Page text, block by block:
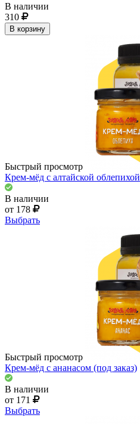
В наличии
310
В корзину
Быстрый просмотр
Крем-мёд с алтайской облепихой
В наличии
от 178
Выбрать
Быстрый просмотр
Крем-мёд с ананасом (под заказ)
В наличии
от 171
Выбрать